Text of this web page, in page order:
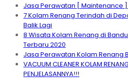
Jasa Perawatan [ Maintenance
7 Kolam Renang Terindah di
Balik Lagi
8 Wisata Kolam Renang di
Terbaru 2020
Jasa Perawatan Kolam Renang
VACUUM CLEANER KOLAM
PENJELASANNYA!!!